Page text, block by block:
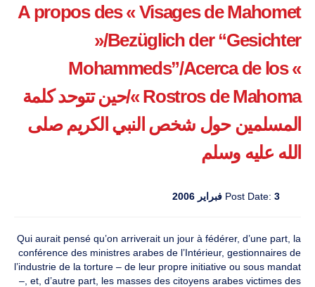
A propos des « Visages de Mahomet
»/Bezüglich der “Gesichter
Mohammeds”/Acerca de los «
Rostros de Mahoma »/حين تتوحد كلمة
المسلمين حول شخص النبي الكريم صلى
الله عليه وسلم
Post Date: 3 فبراير 2006
Qui aurait pensé qu’on arriverait un jour à fédérer, d’une part, la
conférence des ministres arabes de l’Intérieur, gestionnaires de
l’industrie de la torture – de leur propre initiative ou sous mandat
–, et, d’autre part, les masses des citoyens arabes victimes des